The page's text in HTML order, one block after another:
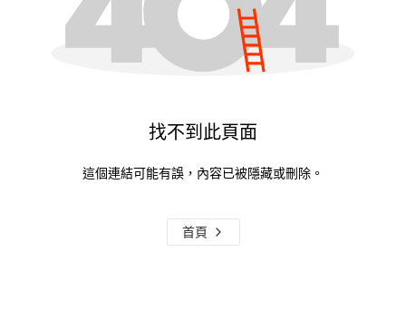
找不到此頁面
這個連結可能有誤，內容已被隱藏或刪除。
首頁